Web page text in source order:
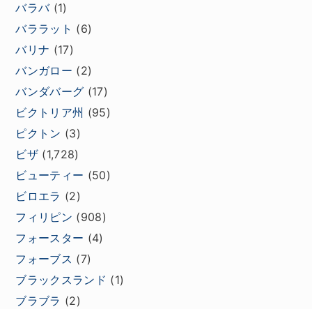
バラバ(1)
バララット (6)
バリナ (17)
バンガロー (2)
バンダバーグ (17)
ビクトリア州 (95)
ピクトン (3)
ビザ (1,728)
ビューティー (50)
ビロエラ (2)
フィリピン (908)
フォースター (4)
フォーブス (7)
ブラックスランド (1)
ブラブラ (2)